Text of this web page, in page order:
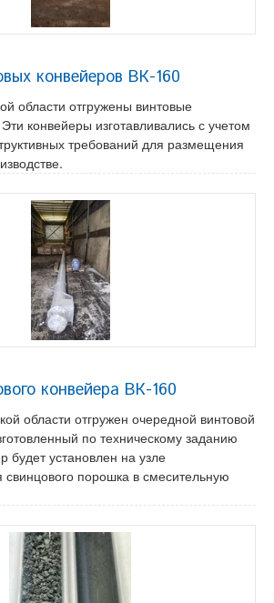
конвейеров ВК-160
области отгружены винтовые
конвейеры изготавливались с учетом
требований для размещения
конвейера ВК-160
области отгружен очередной винтовой
по техническому заданию
будет установлен на узле
свинцового порошка в смесительную